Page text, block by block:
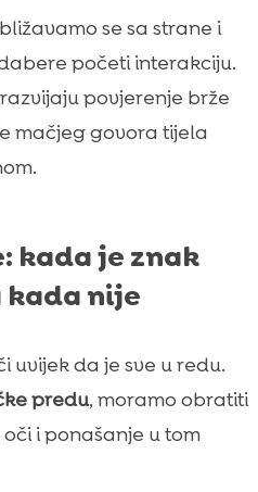
se sa strane i
početi interakciju.
povjerenje brže
mačjeg govora tijela
kada je znak
nije
uvijek da je sve u redu.
predu, moramo obratiti
i ponašanje u tom